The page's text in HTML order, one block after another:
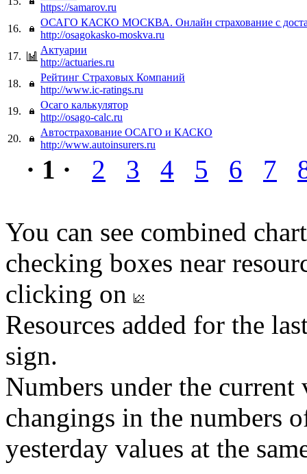
https://samarov.ru
16.
ОСАГО КАСКО МОСКВА. Онлайн страхование с
http://osagokasko-moskva.ru
17.
Актуарии
http://actuaries.ru
18.
Рейтинг Страховых Компаний
http://www.ic-ratings.ru
19.
Осаго калькулятор
http://osago-calc.ru
20.
Автострахование ОСАГО и КАСКО
http://www.autoinsurers.ru
· 1 · 2 3 4 5 6 7
You can see combined
checking boxes near
clicking on
Resources added for the
sign.
Numbers under the
changings in the numbers
yesterday values at the